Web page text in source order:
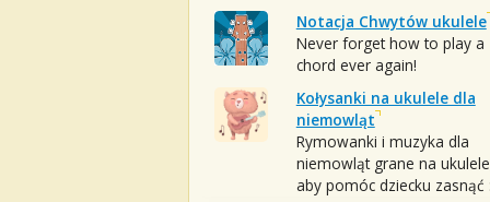
Notacja Chwytów ukulele
Never forget how to play a
chord ever again!
Kołysanki na ukulele dla
niemowląt
Rymowanki i muzyka dla
niemowląt grane na
aby pomóc dziecku zasnąć